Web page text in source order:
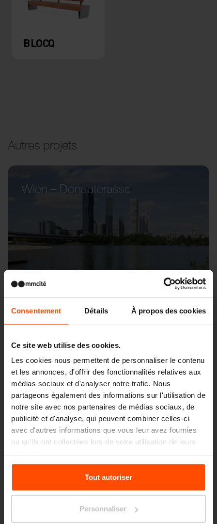
Consentement Détails À propos des cookies
Ce site web utilise des cookies.
Les cookies nous permettent de personnaliser le contenu
et les annonces, d'offrir des fonctionnalités relatives aux
médias sociaux et d'analyser notre trafic. Nous
partageons également des informations sur l'utilisation de
notre site avec nos partenaires de médias sociaux, de
publicité et d'analyse, qui peuvent combiner celles-ci
avec d'autres informations que vous leur avez fournies
ou qu'ils ont collectées lors de votre utilisation de leurs
Pour plus d'informations, veuillez consulter le
sitePrinciples Relating to the Processing Personal
Tout autoriser
Personnaliser
BLOCQ
Autres projets
Wien – Donauterasse
Seattle – Popup park